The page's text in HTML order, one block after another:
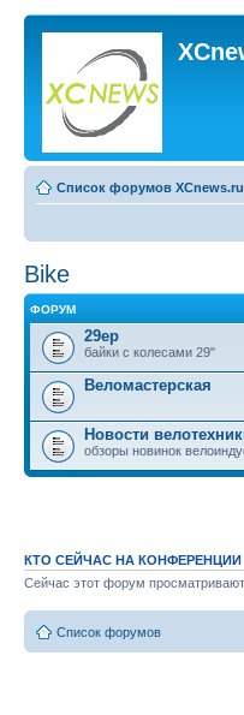
Список форумов XCnews.ru
Bike
ФОРУМ
29ер
байки с колесами 29"
Веломастерская
Новости
обзоры новинок
КТО СЕЙЧАС НА КОНФЕРЕНЦИИ
Сейчас этот форум
Список форумов